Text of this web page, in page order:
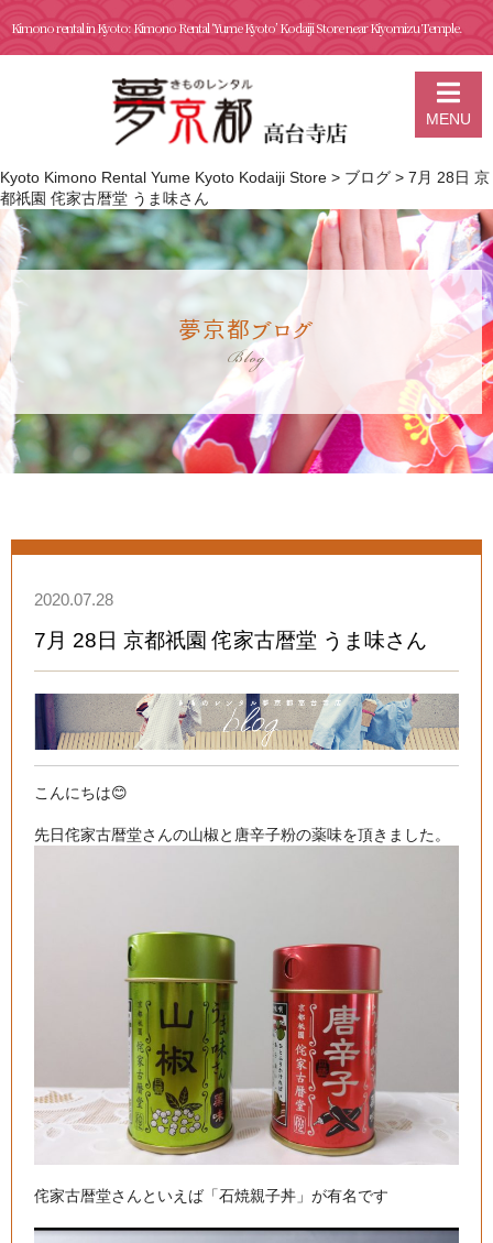
Kimono rental in Kyoto: Kimono Rental ‘Yume Kyoto’ Kodaiji Store near Kiyomizu Temple.
MENU
Kyoto Kimono Rental Yume Kyoto Kodaiji Store > ブログ > 7月 28日 京
都祇園 侘家古暦堂 うま味さん
夢京都ブログ
Blog
2020.07.28
7月 28日 京都祇園 侘家古暦堂 うま味さん
こんにちは😊
侘家古暦堂さんといえば「石焼親子丼」が有名です